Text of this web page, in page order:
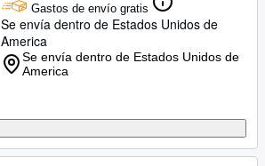
Gastos de envío gratis
Se envía dentro de Estados Unidos de
America
Se envía dentro de Estados Unidos de
America